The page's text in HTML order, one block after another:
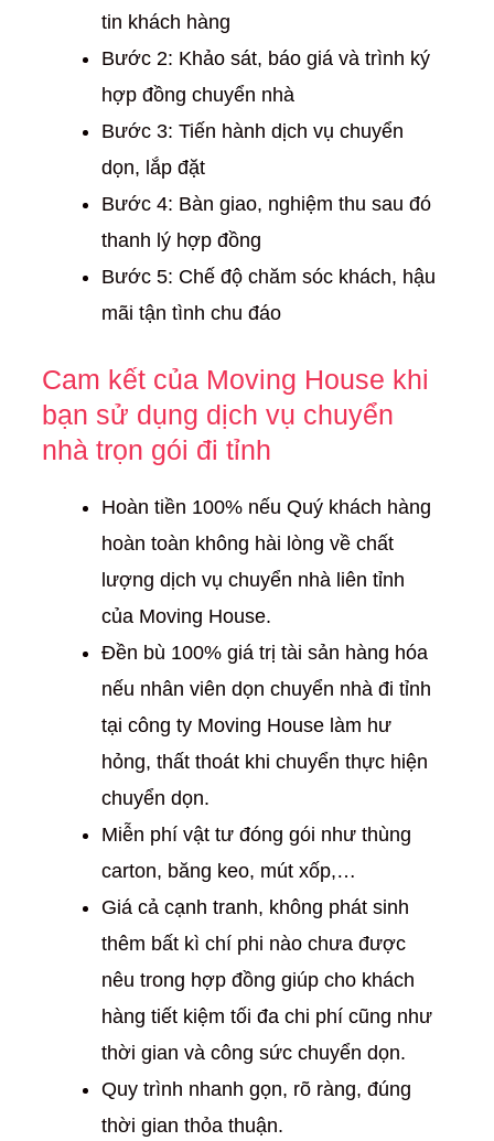
tin khách hàng
Bước 2: Khảo sát, báo giá và trình ký
hợp đồng chuyển nhà
Bước 3: Tiến hành dịch vụ chuyển
dọn, lắp đặt
Bước 4: Bàn giao, nghiệm thu sau đó
thanh lý hợp đồng
Bước 5: Chế độ chăm sóc khách, hậu
mãi tận tình chu đáo
Cam kết của Moving House khi
bạn sử dụng dịch vụ chuyển
nhà trọn gói đi tỉnh
Hoàn tiền 100% nếu Quý khách hàng
hoàn toàn không hài lòng về chất
lượng dịch vụ chuyển nhà liên tỉnh
của Moving House.
Đền bù 100% giá trị tài sản hàng hóa
nếu nhân viên dọn chuyển nhà đi tỉnh
tại công ty Moving House làm hư
hỏng, thất thoát khi chuyển thực hiện
chuyển dọn.
Miễn phí vật tư đóng gói như thùng
carton, băng keo, mút xốp,…
Giá cả cạnh tranh, không phát sinh
thêm bất kì chí phi nào chưa được
nêu trong hợp đồng giúp cho khách
hàng tiết kiệm tối đa chi phí cũng như
thời gian và công sức chuyển dọn.
Quy trình nhanh gọn, rõ ràng, đúng
thời gian thỏa thuận.